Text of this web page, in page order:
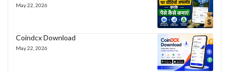
May 22, 2026
Coindcx Download
May 22, 2026